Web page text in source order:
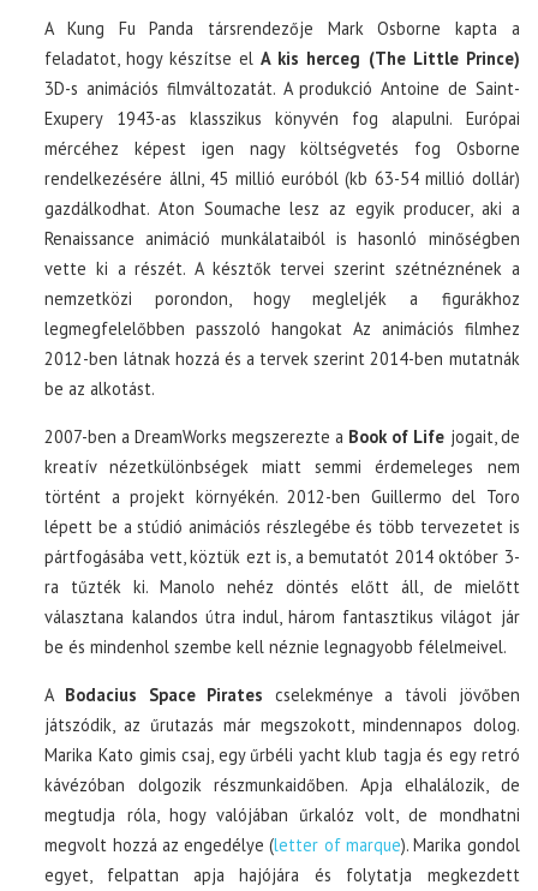
A Kung Fu Panda társrendezője Mark Osborne kapta a
feladatot, hogy készítse elA kis herceg (The Little Prince)
3D-s animációs filmváltozatát. A produkció Antoine de Saint-
Exupery 1943-as klasszikus könyvén fog alapulni. Európai
mércéhez képest igen nagy költségvetés fog Osborne
rendelkezésére állni, 45 millió euróból (kb 63-54 millió dollár)
gazdálkodhat. Aton Soumache lesz az egyik producer, aki a
Renaissance animáció munkálataiból is hasonló minőségben
vette ki a részét. A késztők tervei szerint szétnéznének a
nemzetközi porondon, hogy megleljék a figurákhoz
legmegfelelőbben passzoló hangokat Az animációs filmhez
2012-ben látnak hozzá és a tervek szerint 2014-ben mutatnák
be az alkotást.
2007-ben a DreamWorks megszerezte a Book of Life jogait, de
kreatív nézetkülönbségek miatt semmi érdemeleges nem
történt a projekt környékén. 2012-ben Guillermo del Toro
lépett be a stúdió animációs részlegébe és több tervezetet is
pártfogásába vett, köztük ezt is, a bemutatót 2014 október 3-
ra tűzték ki. Manolo nehéz döntés előtt áll, de mielőtt
választana kalandos útra indul, három fantasztikus világot jár
be és mindenhol szembe kell néznie legnagyobb félelmeivel.
A Bodacius Space Pirates cselekménye a távoli jövőben
játszódik, az űrutazás már megszokott, mindennapos dolog.
Marika Kato gimis csaj, egy űrbéli yacht klub tagja és egy retró
kávézóban dolgozik részmunkaidőben. Apja elhalálozik, de
megtudja róla, hogy valójában űrkalóz volt, de mondhatni
megvolt hozzá az engedélye (letter of marque). Marika gondol
egyet, felpattan apja hajójára és folytatja megkezdett